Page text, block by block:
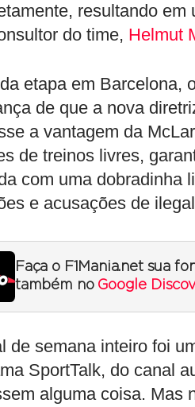
resultando em
do time, Helmut
etapa em Barcelona,
de que a nova
a vantagem da
de treinos livres,
com uma dobradinha
e acusações de
Faça o F1Mania.net sua
também no Google
de semana inteiro foi
SportTalk, do canal
alguma coisa. Mas